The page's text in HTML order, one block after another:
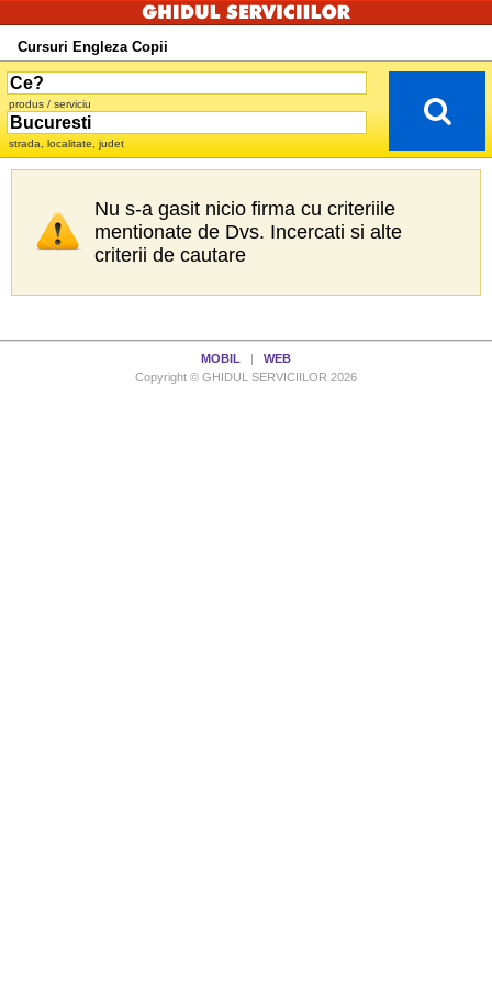
Cursuri Engleza Copii
produs / serviciu
strada, localitate, judet
Nu s-a gasit nicio firma cu criteriile
mentionate de Dvs. Incercati si alte
criterii de cautare
MOBIL
WEB
Copyright © GHIDUL SERVICIILOR 2026